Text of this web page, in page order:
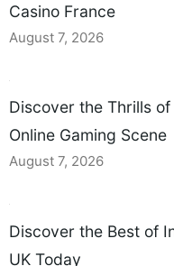
Casino France
August 7, 2026
Discover the Thrills
Online Gaming Scene
August 7, 2026
Discover the Best of
UK Today